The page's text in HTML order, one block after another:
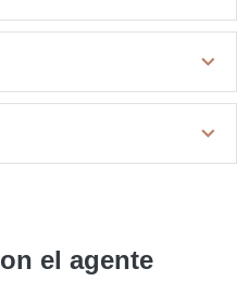
el agente